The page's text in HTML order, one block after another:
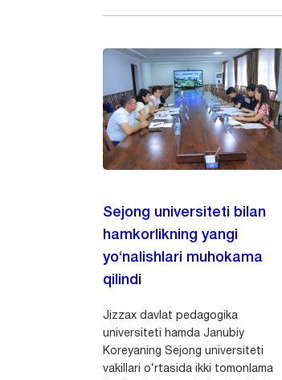
Sejong universiteti bilan
hamkorlikning yangi
yo‘nalishlari muhokama
qilindi
Jizzax davlat pedagogika
universiteti hamda Janubiy
Koreyaning Sejong universiteti
vakillari o‘rtasida ikki tomonlama